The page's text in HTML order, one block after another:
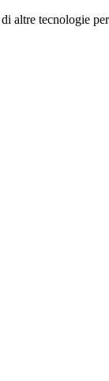
altre tecnologie